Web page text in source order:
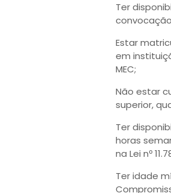
Ter
Estar
em
MEC;
Não estar
superior,
Ter
horas
na Lei nº
Ter idade